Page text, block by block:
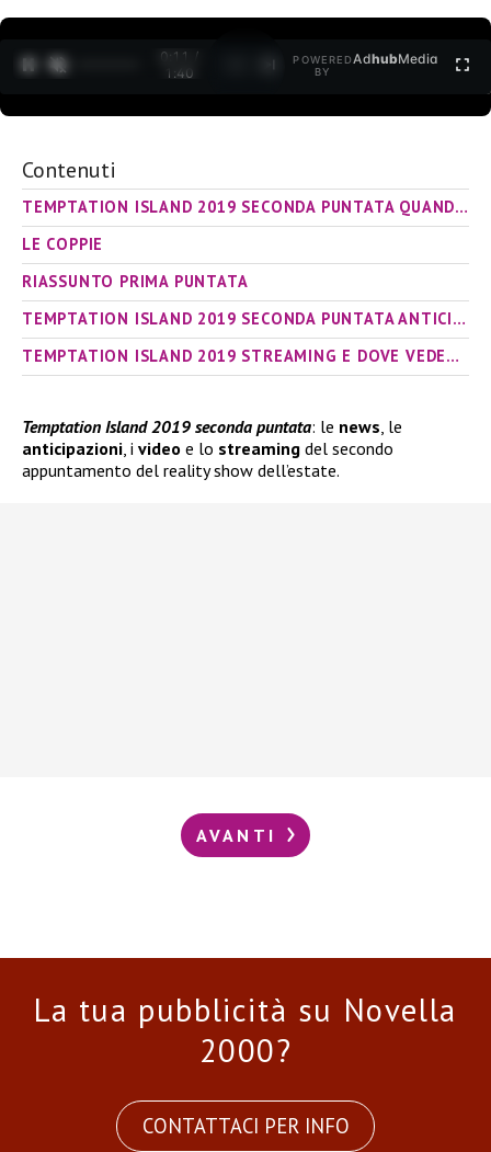
0:11 /
1:40
POWERED
BY
AdhubMedia
Contenuti
TEMPTATION ISLAND 2019 SECONDA PUNTATA QUANDO VA IN ONDA
LE COPPIE
RIASSUNTO PRIMA PUNTATA
TEMPTATION ISLAND 2019 SECONDA PUNTATA ANTICIPAZIONI E PROMO
TEMPTATION ISLAND 2019 STREAMING E DOVE VEDERLO
Temptation Island 2019 seconda puntata: le news, le
anticipazioni, i video e lo streaming del secondo
appuntamento del reality show dell’estate.
AVANTI
La tua pubblicità su Novella
2000?
CONTATTACI PER INFO